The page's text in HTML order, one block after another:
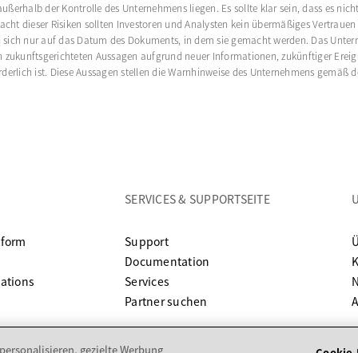
der Kontrolle des Unternehmens liegen. Es sollte klar sein, dass es
dieser Risiken sollten Investoren und Analysten kein übermäßiges
nur auf das Datum des Dokuments, in dem sie gemacht werden. Das
Aussagen aufgrund neuer Informationen, zukünftiger
ist. Diese Aussagen stellen die Warnhinweise des Unternehmens gemäß
SERVICES & SUPPORTSEITE
Supportwird in einer neuen
Documentation wird in einer neuen
Services
Partner suchen
gezielte Werbung